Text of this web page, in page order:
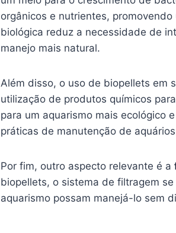
orgânicos e nutrientes,
biológica reduz a necessidade de
manejo mais natural.
Além disso, o uso de biopellets em
utilização de produtos químicos
para um aquarismo mais ecológico
práticas de manutenção de
Por fim, outro aspecto relevante é a
biopellets, o sistema de filtragem
aquarismo possam manejá-lo sem